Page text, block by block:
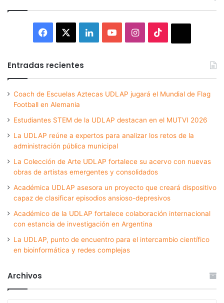
Facebook LinkedInYouTubeInstagram
Entradas recientes
Coach de Escuelas Aztecas UDLAP jugará el Mundial de Flag
Football en Alemania
Estudiantes STEM de la UDLAP destacan en el MUTVI 2026
La UDLAP reúne a expertos para analizar los retos de la
administración pública municipal
La Colección de Arte UDLAP fortalece su acervo con nuevas
obras de artistas emergentes y consolidados
Académica UDLAP asesora un proyecto que creará dispositivo
capaz de clasificar episodios ansioso-depresivos
Académico de la UDLAP fortalece colaboración internacional
con estancia de investigación en Argentina
La UDLAP, punto de encuentro para el intercambio científico
en bioinformática y redes complejas
Archivos